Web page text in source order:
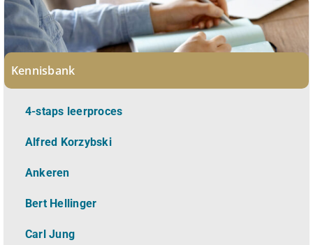
Kennisbank
4-staps leerproces
Alfred Korzybski
Ankeren
Bert Hellinger
Carl Jung